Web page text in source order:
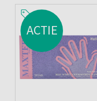
ACTIE